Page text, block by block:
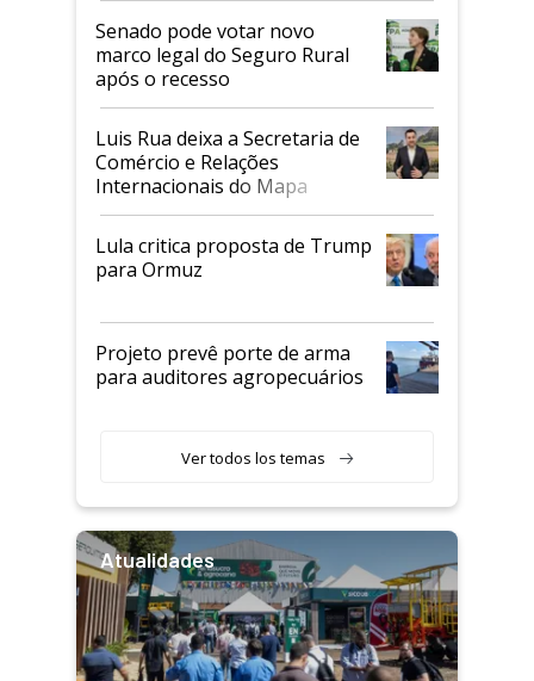
Senado pode votar novo
marco legal do Seguro Rural
após o recesso
Luis Rua deixa a Secretaria de
Comércio e Relações
Internacionais do Mapa
Lula critica proposta de Trump
para Ormuz
Projeto prevê porte de arma
para auditores agropecuários
Ver todos los temas
Atualidades